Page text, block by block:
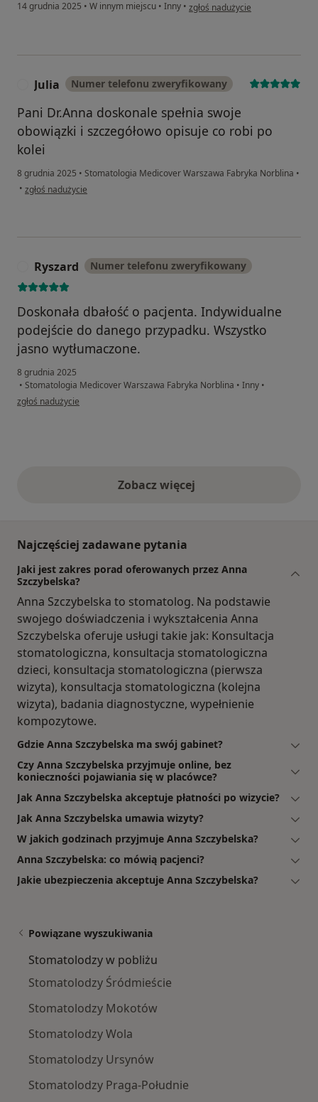
14 grudnia 2025 • W innym miejscu • Inny • w opinii użytkownika Karolina
zgłoś nadużycie
Julia Numer telefonu zweryfikowany
Pani Dr.Anna doskonale spełnia swoje
obowiązki i szczegółowo opisuje co robi po
kolei
8 grudnia 2025 • Stomatologia Medicover Warszawa Fabryka Norblina •
• w opinii użytkownika Julia
zgłoś nadużycie
Ryszard Numer telefonu zweryfikowany
Doskonała dbałość o pacjenta. Indywidualne
podejście do danego przypadku. Wszystko
jasno wytłumaczone.
8 grudnia 2025
• Stomatologia Medicover Warszawa Fabryka Norblina • Inny •
w opinii użytkownika Ryszard
zgłoś nadużycie
Zobacz więcejopinie powyżej
Najczęściej zadawane pytania
Jaki jest zakres porad oferowanych przez Anna
Szczybelska?
Anna Szczybelska to stomatolog. Na podstawie
swojego doświadczenia i wykształcenia Anna
Szczybelska oferuje usługi takie jak: Konsultacja
stomatologiczna, konsultacja stomatologiczna
dzieci, konsultacja stomatologiczna (pierwsza
wizyta), konsultacja stomatologiczna (kolejna
wizyta), badania diagnostyczne, wypełnienie
kompozytowe.
Gdzie Anna Szczybelska ma swój gabinet?
Czy Anna Szczybelska przyjmuje online, bez
konieczności pojawiania się w placówce?
Jak Anna Szczybelska akceptuje płatności po wizycie?
Jak Anna Szczybelska umawia wizyty?
W jakich godzinach przyjmuje Anna Szczybelska?
Anna Szczybelska: co mówią pacjenci?
Jakie ubezpieczenia akceptuje Anna Szczybelska?
Powiązane wyszukiwania
Stomatolodzy w pobliżu
Stomatolodzy Śródmieście
Stomatolodzy Mokotów
Stomatolodzy Wola
Stomatolodzy Ursynów
Stomatolodzy Praga-Południe